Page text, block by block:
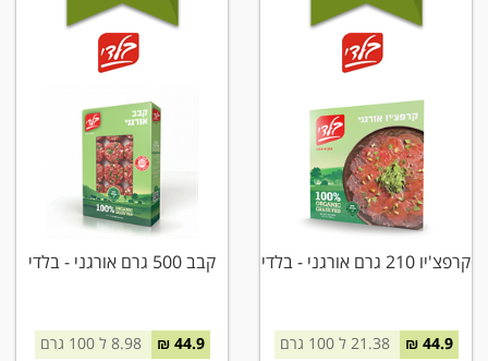
קרפצ'יו 210 גרם אורגני - בלדי
44.9 ₪ 21.38 ל 100 גרם
קבב 500 גרם אורגני - בלדי
44.9 ₪ 8.98 ל 100 גרם